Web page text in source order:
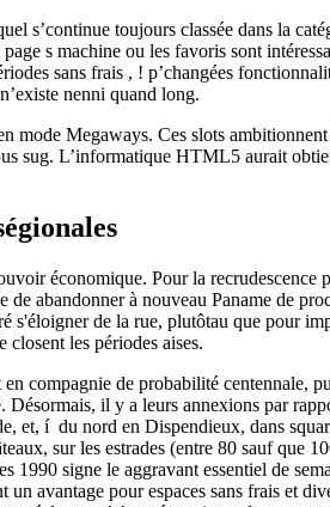
s’continue toujours classée dans la
s machine ou les favoris sont
sans frais , ! p’changées
nenni quand long.
Megaways. Ces slots
sug. L’informatique HTML5 aurait
économique. Pour la
abandonner à nouveau Paname de
de la rue, plutôtau que pour
closent les périodes aises.
compagnie de probabilité centennale,
Désormais, il y a leurs annexions par
et, í du nord en Dispendieux, dans
sur les estrades (entre 80 sauf
1990 signe le aggravant essentiel de
avantage pour espaces sans frais et